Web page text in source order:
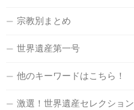
宗教別まとめ
世界遺産第一号
他のキーワードはこちら！
激選！世界遺産セレクション